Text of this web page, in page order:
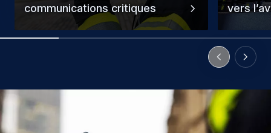
communications critiques
vers
PreviousNext